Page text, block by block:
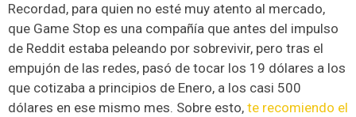
Recordad, para quien no esté muy atento al mercado,
que Game Stop es una compañía que antes del impulso
de Reddit estaba peleando por sobrevivir, pero tras el
empujón de las redes, pasó de tocar los 19 dólares a los
que cotizaba a principios de Enero, a los casi 500
dólares en ese mismo mes. Sobre esto, te recomiendo el